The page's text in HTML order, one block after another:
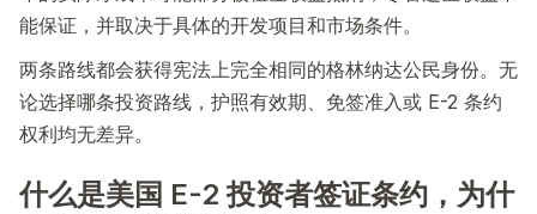
能保证，并取决于具体的开发项目和市场条件。
两条路线都会获得宪法上完全相同的格林纳达公民身份。无
论选择哪条投资路线，护照有效期、免签准入或 E-2 条约
权利均无差异。
什么是美国 E-2 投资者签证条约，为什